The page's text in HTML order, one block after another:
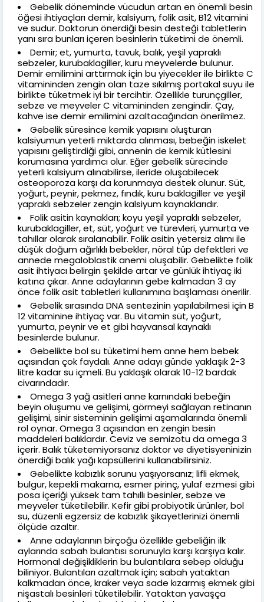
Gebelik döneminde vücudun artan en önemli besin
öğesi ihtiyaçları demir, kalsiyum, folik asit, B12 vitamini
ve sudur. Doktorun önerdiği besin desteği tabletlerin
yanı sıra bunları içeren besinlerin tüketimi de önemli.
Demir; et, yumurta, tavuk, balık, yeşil yapraklı
sebzeler, kurubaklagiller, kuru meyvelerde bulunur.
Demir emilimini arttırmak için bu yiyecekler ile birlikte C
vitamininden zengin olan taze sıkılmış portakal suyu ile
birlikte tüketmek iyi bir tercihtir. Özellikle turunçgiller,
sebze ve meyveler C vitamininden zengindir. Çay,
kahve ise demir emilimini azaltacağından önerilmez.
Gebelik süresince kemik yapısını oluşturan
kalsiyumun yeterli miktarda alınması, bebeğin iskelet
yapısını geliştirdiği gibi, annenin de kemik kütlesini
korumasına yardımcı olur. Eğer gebelik sürecinde
yeterli kalsiyum alınabilirse, ileride oluşabilecek
osteoporoza karşı da korunmaya destek olunur. Süt,
yoğurt, peynir, pekmez, fındık, kuru baklagiller ve yeşil
yapraklı sebzeler zengin kalsiyum kaynaklarıdır.
Folik asitin kaynakları; koyu yeşil yapraklı sebzeler,
kurubaklagiller, et, süt, yoğurt ve türevleri, yumurta ve
tahıllar olarak sıralanabilir. Folik asitin yetersiz alımı ile
düşük doğum ağırlıklı bebekler, nöral tüp defektleri ve
annede megaloblastik anemi oluşabilir. Gebelikte folik
asit ihtiyacı belirgin şekilde artar ve günlük ihtiyaç iki
katına çıkar. Anne adaylarının gebe kalmadan 3 ay
önce folik asit tabletleri kullanımına başlaması önerilir.
Gebelik sırasında DNA sentezinin yapılabilmesi için B
12 vitaminine ihtiyaç var. Bu vitamin süt, yoğurt,
yumurta, peynir ve et gibi hayvansal kaynaklı
besinlerde bulunur.
Gebelikte bol su tüketimi hem anne hem bebek
açısından çok faydalı. Anne adayı günde yaklaşık 2-3
litre kadar su içmeli. Bu yaklaşık olarak 10-12 bardak
civarındadır.
Omega 3 yağ asitleri anne karnındaki bebeğin
beyin oluşumu ve gelişimi, görmeyi sağlayan retinanın
gelişimi, sinir sisteminin gelişimi aşamalarında önemli
rol oynar. Omega 3 açısından en zengin besin
maddeleri balıklardır. Ceviz ve semizotu da omega 3
içerir. Balık tüketemiyorsanız doktor ve diyetisyeninizin
önerdiği balık yağı kapsüllerini kullanabilirsiniz.
Gebelikte kabızlık sorunu yaşıyorsanız; lifli ekmek,
bulgur, kepekli makarna, esmer pirinç, yulaf ezmesi gibi
posa içeriği yüksek tam tahıllı besinler, sebze ve
meyveler tüketilebilir. Kefir gibi probiyotik ürünler, bol
su, düzenli egzersiz de kabızlık şikayetlerinizi önemli
ölçüde azaltır.
Anne adaylarının birçoğu özellikle gebeliğin ilk
aylarında sabah bulantısı sorunuyla karşı karşıya kalır.
Hormonal değişikliklerin bu bulantılara sebep olduğu
biliniyor. Bulantıları azaltmak için; sabah yataktan
kalkmadan önce, kraker veya sade kızarmış ekmek gibi
nişastalı besinleri tüketilebilir. Yataktan yavaşça